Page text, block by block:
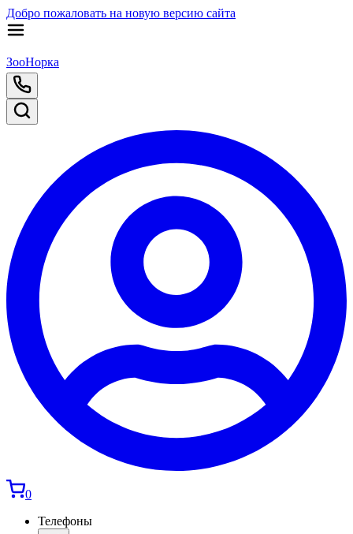
Добро пожаловать на новую версию сайта
ЗооНорка
0
Телефоны